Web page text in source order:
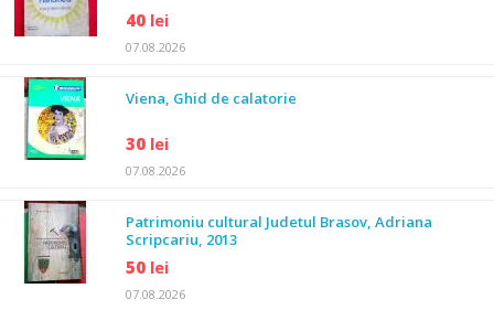
40 lei
07.08.2026
Viena, Ghid de calatorie
30 lei
07.08.2026
Patrimoniu cultural Judetul Brasov, Adriana
Scripcariu, 2013
50 lei
07.08.2026